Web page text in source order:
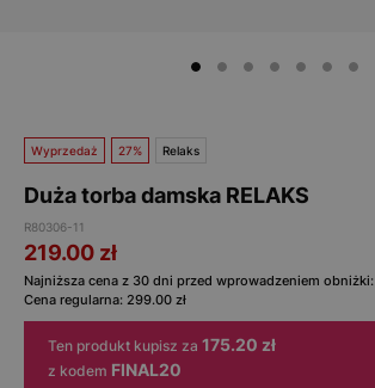
Wyprzedaż 27% Relaks
Duża torba damska RELAKS
R80306-11
219.00 zł
Najniższa cena z 30 dni przed wprowadzeniem obniżki:
Cena regularna: 299.00 zł
Ten produkt kupisz za 175.20 zł
z kodem FINAL20